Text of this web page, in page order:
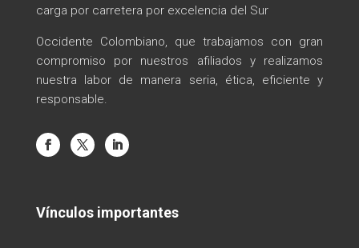
carga por carretera por excelencia del Sur
Occidente Colombiano, que trabajamos con gran
compromiso por nuestros afiliados y realizamos
nuestra labor de manera seria, ética, eficiente y
responsable.
Vínculos importantes